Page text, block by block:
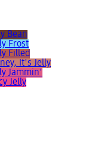
Bean
Frost
Filled
It's Jelly
Jammin'
Jelly